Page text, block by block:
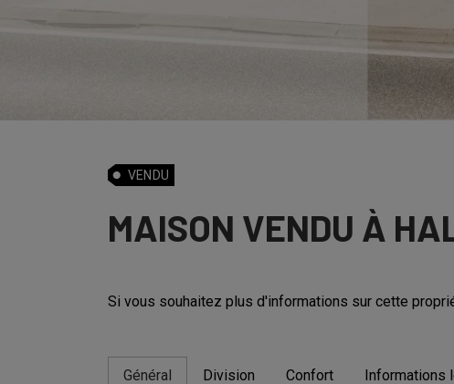
MAISON VENDU À
VENDU
Si vous souhaitez plus d'informations sur cette
Général Division Confort Informations